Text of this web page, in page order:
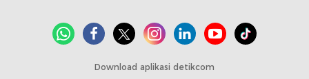
Download aplikasi detikcom